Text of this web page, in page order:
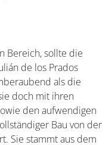
Bereich, sollte die
de los Prados
als die
doch mit ihren
den aufwendigen
Bau von der
Sie stammt aus dem